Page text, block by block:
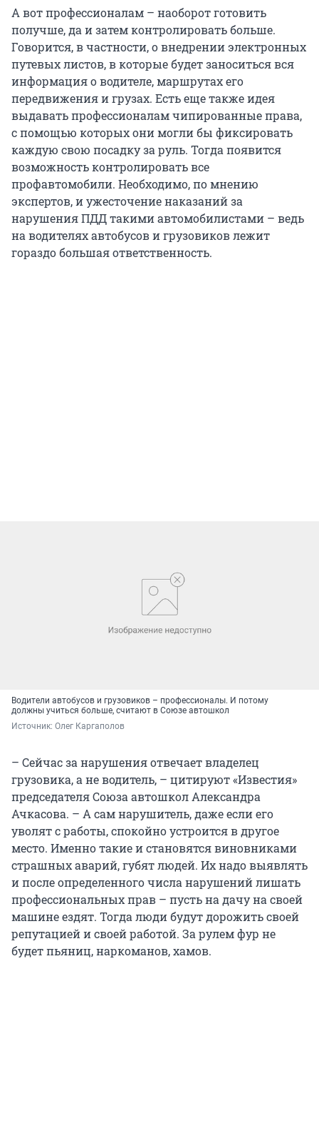
А вот профессионалам – наоборот готовить
получше, да и затем контролировать больше.
Говорится, в частности, о внедрении электронных
путевых листов, в которые будет заноситься вся
информация о водителе, маршрутах его
передвижения и грузах. Есть еще также идея
выдавать профессионалам чипированные права,
с помощью которых они могли бы фиксировать
каждую свою посадку за руль. Тогда появится
возможность контролировать все
профавтомобили. Необходимо, по мнению
экспертов, и ужесточение наказаний за
нарушения ПДД такими автомобилистами – ведь
на водителях автобусов и грузовиков лежит
гораздо большая ответственность.
Водители автобусов и грузовиков – профессионалы. И потому
должны учиться больше, считают в Союзе автошкол
Источник: Олег Каргаполов
– Сейчас за нарушения отвечает владелец
грузовика, а не водитель, – цитируют «Известия»
председателя Союза автошкол Александра
Ачкасова. – А сам нарушитель, даже если его
уволят с работы, спокойно устроится в другое
место. Именно такие и становятся виновниками
страшных аварий, губят людей. Их надо выявлять
и после определенного числа нарушений лишать
профессиональных прав – пусть на дачу на своей
машине ездят. Тогда люди будут дорожить своей
репутацией и своей работой. За рулем фур не
будет пьяниц, наркоманов, хамов.